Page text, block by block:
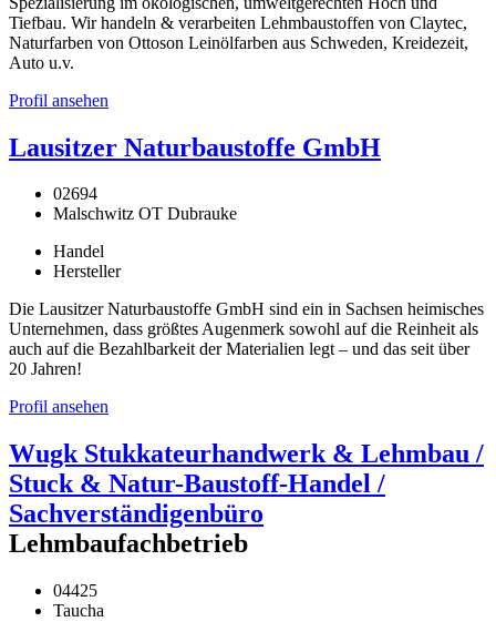
Tiefbau. Wir handeln & verarbeiten Lehmbaustoffen von Claytec,
Naturfarben von Ottoson Leinölfarben aus Schweden, Kreidezeit,
Auto u.v.
Profil ansehen
Lausitzer Naturbaustoffe GmbH
02694
Malschwitz OT Dubrauke
Handel
Hersteller
Die Lausitzer Naturbaustoffe GmbH sind ein in Sachsen heimisches
Unternehmen, dass größtes Augenmerk sowohl auf die Reinheit als
auch auf die Bezahlbarkeit der Materialien legt – und das seit über
20 Jahren!
Profil ansehen
Wugk Stukkateurhandwerk & Lehmbau /
Stuck & Natur-Baustoff-Handel /
Sachverständigenbüro
Lehmbaufachbetrieb
04425
Taucha